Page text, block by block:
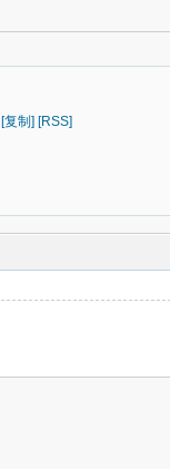
[复制] [RSS]